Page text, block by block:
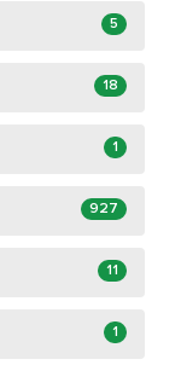
5
18
1
927
11
1